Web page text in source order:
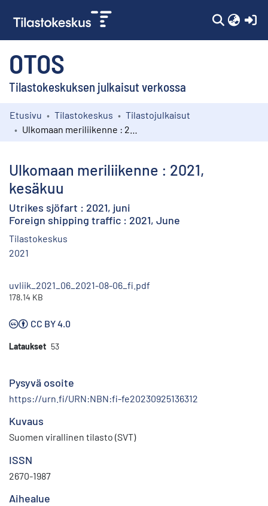
OTOS
Tilastokeskuksen julkaisut verkossa
Kokoelmat
Etusivu Tilastokeskus
Tilastojulkaisut
Ulkomaan meriliikenne : 2021,
kesäkuu
Utrikes sjöfart : 2021, juni
Foreign shipping traffic : 2021, June
Tilastokeskus
2021
uvliik_2021_06_2021-08-06_fi.pdf
178.14 KB
CC BY 4.0
Lataukset 53
Pysyvä osoite
https://urn.fi/URN:NBN:fi-fe20230925136312
Kuvaus
Suomen virallinen tilasto (SVT)
ISSN
2670-1987
Aihealue